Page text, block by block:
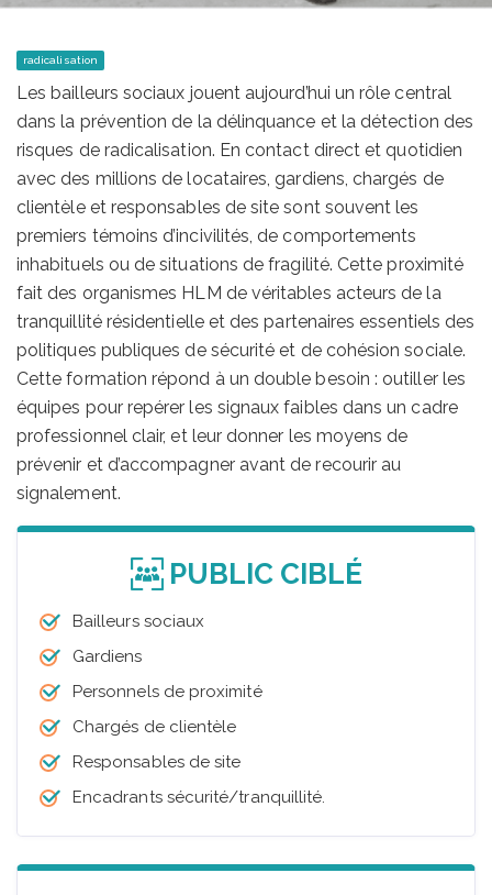
radicalisation
Les bailleurs sociaux jouent aujourd’hui un rôle central
dans la prévention de la délinquance et la détection des
risques de radicalisation. En contact direct et quotidien
avec des millions de locataires, gardiens, chargés de
clientèle et responsables de site sont souvent les
premiers témoins d’incivilités, de comportements
inhabituels ou de situations de fragilité. Cette proximité
fait des organismes HLM de véritables acteurs de la
tranquillité résidentielle et des partenaires essentiels des
politiques publiques de sécurité et de cohésion sociale.
Cette formation répond à un double besoin : outiller les
équipes pour repérer les signaux faibles dans un cadre
professionnel clair, et leur donner les moyens de
prévenir et d’accompagner avant de recourir au
signalement.
PUBLIC CIBLÉ
Bailleurs sociaux
Gardiens
Personnels de proximité
Chargés de clientèle
Responsables de site
Encadrants sécurité/tranquillité.